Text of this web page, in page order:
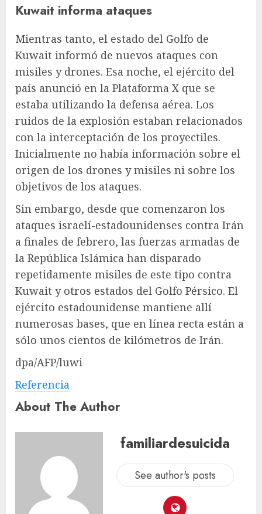
Kuwait informa ataques
Mientras tanto, el estado del Golfo de
Kuwait informó de nuevos ataques con
misiles y drones. Esa noche, el ejército del
país anunció en la Plataforma X que se
estaba utilizando la defensa aérea. Los
ruidos de la explosión estaban relacionados
con la interceptación de los proyectiles.
Inicialmente no había información sobre el
origen de los drones y misiles ni sobre los
objetivos de los ataques.
Sin embargo, desde que comenzaron los
ataques israelí-estadounidenses contra Irán
a finales de febrero, las fuerzas armadas de
la República Islámica han disparado
repetidamente misiles de este tipo contra
Kuwait y otros estados del Golfo Pérsico. El
ejército estadounidense mantiene allí
numerosas bases, que en línea recta están a
sólo unos cientos de kilómetros de Irán.
dpa/AFP/luwi
Referencia
About The Author
familiardesuicida
See author's posts